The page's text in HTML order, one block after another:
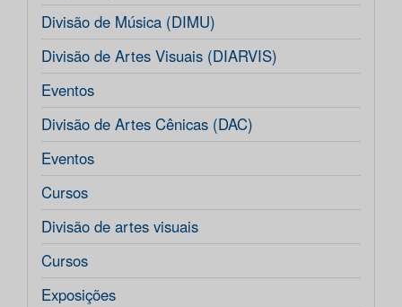
Divisão de Música (DIMU)
Divisão de Artes Visuais (DIARVIS)
Eventos
Divisão de Artes Cênicas (DAC)
Eventos
Cursos
Divisão de artes visuais
Cursos
Exposições